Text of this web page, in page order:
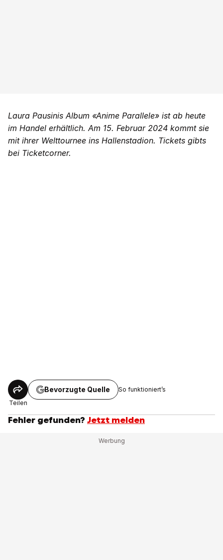
Laura Pausinis Album «Anime Parallele» ist ab heute
im Handel erhältlich. Am 15. Februar 2024 kommt sie
mit ihrer Welttournee ins Hallenstadion. Tickets gibts
bei Ticketcorner.
Teilen
Bevorzugte Quelle So funktioniert’s
Fehler gefunden? Jetzt melden